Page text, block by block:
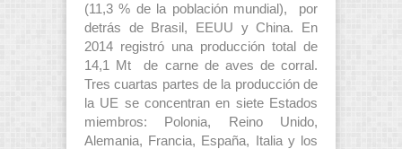
(11,3 % de la población mundial), por
detrás de Brasil, EEUU y China. En
2014 registró una producción total de
14,1 Mt de carne de aves de corral.
Tres cuartas partes de la producción de
la UE se concentran en siete Estados
miembros: Polonia, Reino Unido,
Alemania, Francia, España, Italia y los